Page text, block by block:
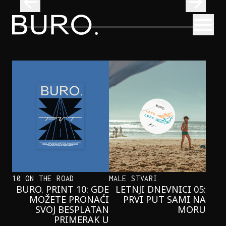
BURO.
ONAJ JEDAN PROIZVOD KOJI
STALNO SELIMO SA POLICE U
TORBE
10 ON THE ROAD
BURO. PRINT 10: GDE
MOŽETE PRONAĆI
SVOJ BESPLATAN
PRIMERAK U
MALE STVARI
LETNJI DNEVNICI 05:
PRVI PUT SAMI NA
MORU